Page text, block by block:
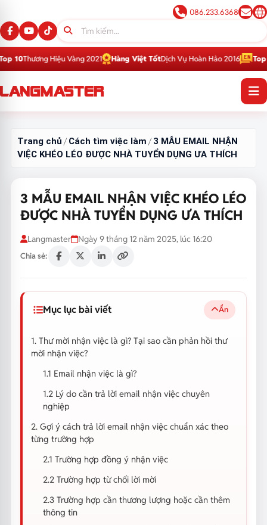
086.233.6368
Vàng 2021 Hàng Việt TốtDịch Vụ Hoàn Hảo 2016 Top 1Thương
Trang chủ /Cách tìm việc làm /3 MẪU EMAIL NHẬN
VIỆC KHÉO LÉO ĐƯỢC NHÀ TUYỂN DỤNG ƯA THÍCH
3 MẪU EMAIL NHẬN VIỆC KHÉO LÉO
ĐƯỢC NHÀ TUYỂN DỤNG ƯA THÍCH
Langmaster Ngày 9 tháng 12 năm 2025, lúc 16:20
Chia sẻ:
Mục lục bài viết Ẩn
1. Thư mời nhận việc là gì? Tại sao cần phản hồi thư
mời nhận việc?
1.1 Email nhận việc là gì?
1.2 Lý do cần trả lời email nhận việc chuyên
nghiệp
2. Gợi ý cách trả lời email nhận việc chuẩn xác theo
từng trường hợp
2.1 Trường hợp đồng ý nhận việc
2.2 Trường hợp từ chối lời mời
2.3 Trường hợp cần thương lượng hoặc cần thêm
thông tin